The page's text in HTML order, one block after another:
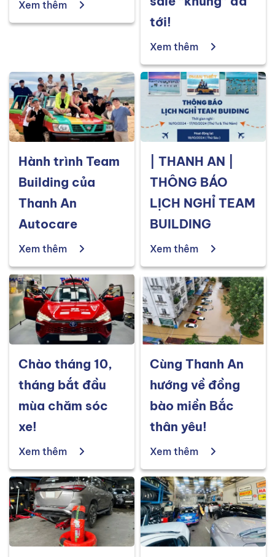
Xem thêm
tới!
Xem thêm
Hành trình Team
Building của
Thanh An
Autocare
Xem thêm
| THANH AN |
THÔNG BÁO
LỊCH NGHỈ TEAM
BUILDING
Xem thêm
Chào tháng 10,
tháng bắt đầu
mùa chăm sóc
xe!
Xem thêm
Cùng Thanh An
hướng về đồng
bào miền Bắc
thân yêu!
Xem thêm